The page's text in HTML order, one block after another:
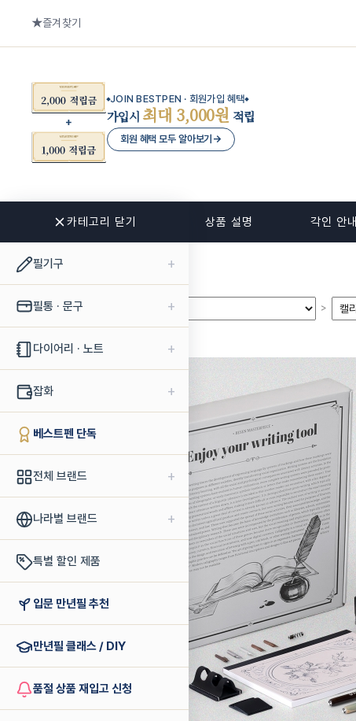
즐겨찾기
JOIN BESTPEN · 회원가입 혜택
가입시 최대 3,000원 적립
회원 혜택 모두 알아보기 →
카테고리 닫기
필기구 +
필통 · 문구 +
다이어리 · 노트 +
잡화 +
베스트펜 단독
전체 브랜드 +
나라별 브랜드 +
특별 할인 제품
입문 만년필 추천
만년필 클래스 / DIY
품절 상품 재입고 신청
관련 상품 상품 설명 각인 안내
>